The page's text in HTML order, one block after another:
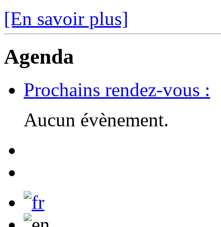
[En savoir plus]
Agenda
Prochains rendez-vous :
Aucun évènement.